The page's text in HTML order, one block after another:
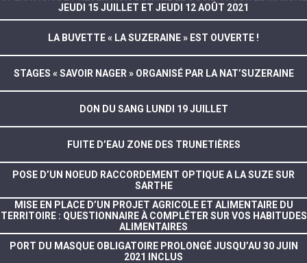
JEUDI 15 JUILLET ET JEUDI 12 AOÛT 2021
LA BUVETTE « LA SUZERAINE » EST OUVERTE !
STAGES « SAVOIR NAGER » ORGANISÉ PAR LA NAT’SUZERAINE
DON DU SANG LUNDI 19 JUILLET
FUITE D’EAU ZONE DES TRUNETIÈRES
POSE D’UN NOEUD RACCORDEMENT OPTIQUE A LA SUZE SUR
SARTHE
MISE EN PLACE D’UN PROJET AGRICOLE ET ALIMENTAIRE DU
TERRITOIRE : QUESTIONNAIRE À COMPLÉTER SUR VOS HABITUDES
ALIMENTAIRES
PORT DU MASQUE OBLIGATOIRE PROLONGÉ JUSQU’AU 30 JUIN
2021 INCLUS